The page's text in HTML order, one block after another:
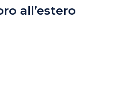
all’estero